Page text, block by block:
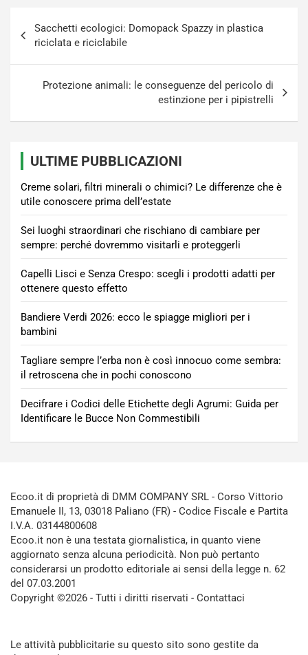
articoli
Sacchetti ecologici: Domopack Spazzy in plastica
riciclata e riciclabile
Protezione animali: le conseguenze del pericolo di
estinzione per i pipistrelli
ULTIME PUBBLICAZIONI
Creme solari, filtri minerali o chimici? Le differenze che è
utile conoscere prima dell’estate
Sei luoghi straordinari che rischiano di cambiare per
sempre: perché dovremmo visitarli e proteggerli
Capelli Lisci e Senza Crespo: scegli i prodotti adatti per
ottenere questo effetto
Bandiere Verdi 2026: ecco le spiagge migliori per i
bambini
Tagliare sempre l’erba non è così innocuo come sembra:
il retroscena che in pochi conoscono
Decifrare i Codici delle Etichette degli Agrumi: Guida per
Identificare le Bucce Non Commestibili
Ecoo.it di proprietà di DMM COMPANY SRL - Corso Vittorio
Emanuele II, 13, 03018 Paliano (FR) - Codice Fiscale e Partita
I.V.A. 03144800608
Ecoo.it non è una testata giornalistica, in quanto viene
aggiornato senza alcuna periodicità. Non può pertanto
considerarsi un prodotto editoriale ai sensi della legge n. 62
del 07.03.2001
Copyright ©2026 - Tutti i diritti riservati - Contattaci
Le attività pubblicitarie su questo sito sono gestite da